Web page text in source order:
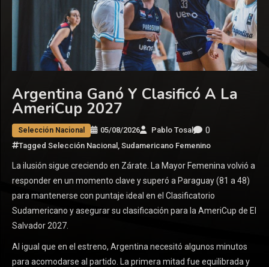
Argentina Ganó Y Clasificó A La
AmeriCup 2027
Selección Nacional 05/08/2026 Pablo Tosal 0
Tagged Selección Nacional Sudamericano Femenino
La ilusión sigue creciendo en Zárate. La Mayor Femenina volvió a
responder en un momento clave y superó a Paraguay (81 a 48)
para mantenerse con puntaje ideal en el Clasificatorio
Sudamericano y asegurar su clasificación para la AmeriCup de El
Salvador 2027.
Al igual que en el estreno, Argentina necesitó algunos minutos
para acomodarse al partido. La primera mitad fue equilibrada y